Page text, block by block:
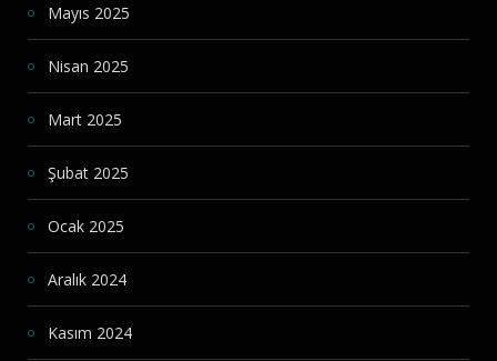
Mayıs 2025
Nisan 2025
Mart 2025
Şubat 2025
Ocak 2025
Aralık 2024
Kasım 2024